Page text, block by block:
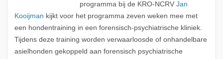
programma bij de KRO-NCRV Jan
Kooijman kijkt voor het programma zeven weken mee met
een hondentraining in een forensisch-psychiatrische kliniek.
Tijdens deze training worden verwaarloosde of onhandelbare
asielhonden gekoppeld aan forensisch psychiatrische